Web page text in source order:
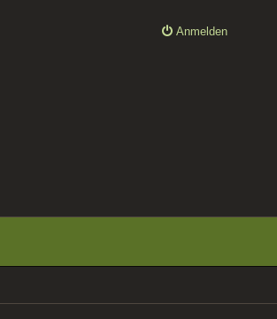
Anmelden